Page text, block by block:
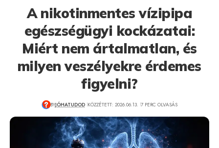
A nikotinmentes vízipipa
egészségügyi kockázatai:
Miért nem ártalmatlan, és
milyen veszélyekre érdemes
figyelni?
BYJÓHATUDOD KÖZZÉTETT: 2026.06.13. 7 PERC OLVASÁS